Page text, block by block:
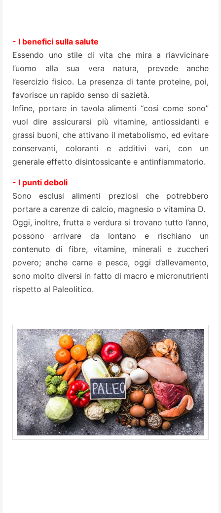
- I benefici sulla salute
Essendo uno stile di vita che mira a riavvicinare
l’uomo alla sua vera natura, prevede anche
l’esercizio fisico. La presenza di tante proteine, poi,
favorisce un rapido senso di sazietà.
Infine, portare in tavola alimenti “così come sono”
vuol dire assicurarsi più vitamine, antiossidanti e
grassi buoni, che attivano il metabolismo, ed evitare
conservanti, coloranti e additivi vari, con un
generale effetto disintossicante e antinfiammatorio.
- I punti deboli
Sono esclusi alimenti preziosi che potrebbero
portare a carenze di calcio, magnesio o vitamina D.
Oggi, inoltre, frutta e verdura si trovano tutto l’anno,
possono arrivare da lontano e rischiano un
contenuto di fibre, vitamine, minerali e zuccheri
povero; anche carne e pesce, oggi d’allevamento,
sono molto diversi in fatto di macro e micronutrienti
rispetto al Paleolitico.